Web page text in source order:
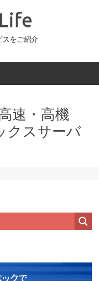
スをご紹介
速・高機
クスサーバ